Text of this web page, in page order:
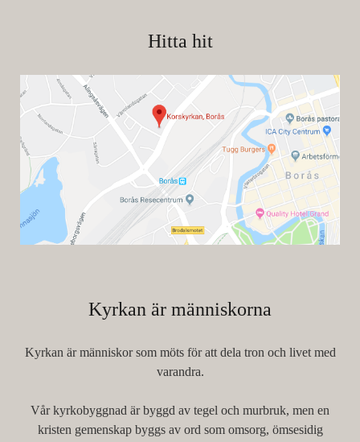
Hitta hit
Kyrkan är människorna
Kyrkan är människor som möts för att dela tron och livet med
varandra.
Vår kyrkobyggnad är byggd av tegel och murbruk, men en
kristen gemenskap byggs av ord som omsorg, ömsesidig